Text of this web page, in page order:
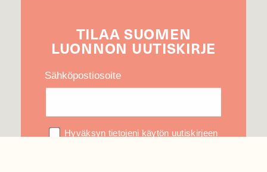
TILAA SUOMEN
LUONNON UUTIS­KIRJE
Sähköpostiosoite
Hyväksyn tietojeni käytön uutiskirjeen